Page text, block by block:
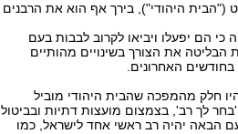
("הבית היהודי"), בירך אף הוא את הרבנים
הם יפעלו ויביאו לקרוב לבבות בעם
את הצורך בשינויים מהותיים
האחרונים.
חלק מהמפכה שהבית היהודי מוביל
לך רב', בצמצום מועצות דתיות ובביטול
הבאה יהיה רב ראשי אחד לישראל, כמו